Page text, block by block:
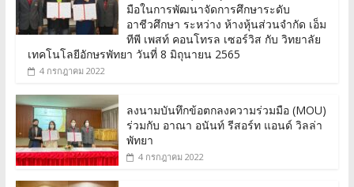
มือในการพัฒนาจัดการศึกษาระดับ
อาชีวศึกษา ระหว่าง ห้างหุ้นส่วนจำกัด เอ็ม
ทีพี เพสท์ คอนโทรล เซอร์วิส กับ วิทยาลัย
เทคโนโลยีอักษรพัทยา วันที่ 8 มิถุนายน 2565
4 กรกฎาคม 2022
ลงนามบันทึกข้อตกลงความร่วมมือ (MOU)
ร่วมกับ อาณา อนันท์ รีสอร์ท แอนด์ วิลล่า
พัทยา
4 กรกฎาคม 2022